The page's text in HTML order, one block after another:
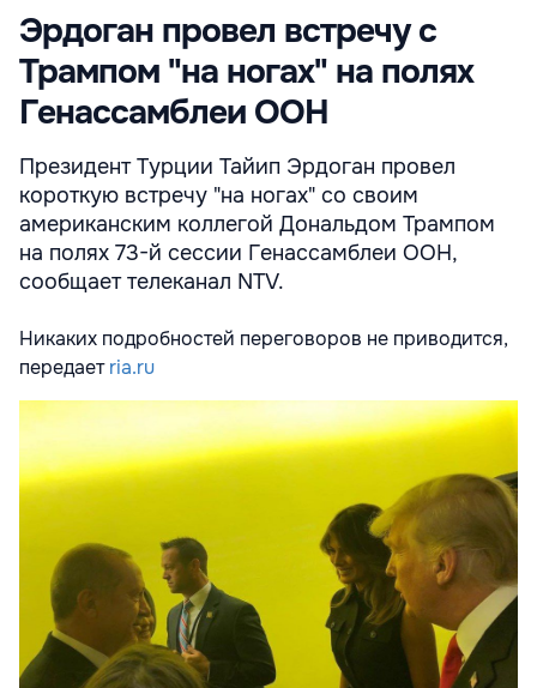
Эрдоган провел встречу с
Трампом "на ногах" на полях
Генассамблеи ООН
Президент Турции Тайип Эрдоган провел
короткую встречу "на ногах" со своим
американским коллегой Дональдом Трампом
на полях 73-й сессии Генассамблеи ООН,
сообщает телеканал NTV.
Никаких подробностей переговоров не приводится,
передаетria.ru